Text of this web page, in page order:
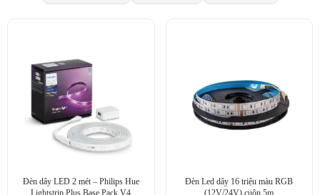
Đèn dây LED 2 mét – Philips Hue
Lightstrip Plus Base Pack V4
Đèn Led dây 16 triệu màu RGB
(12V/24V) cuộn 5m